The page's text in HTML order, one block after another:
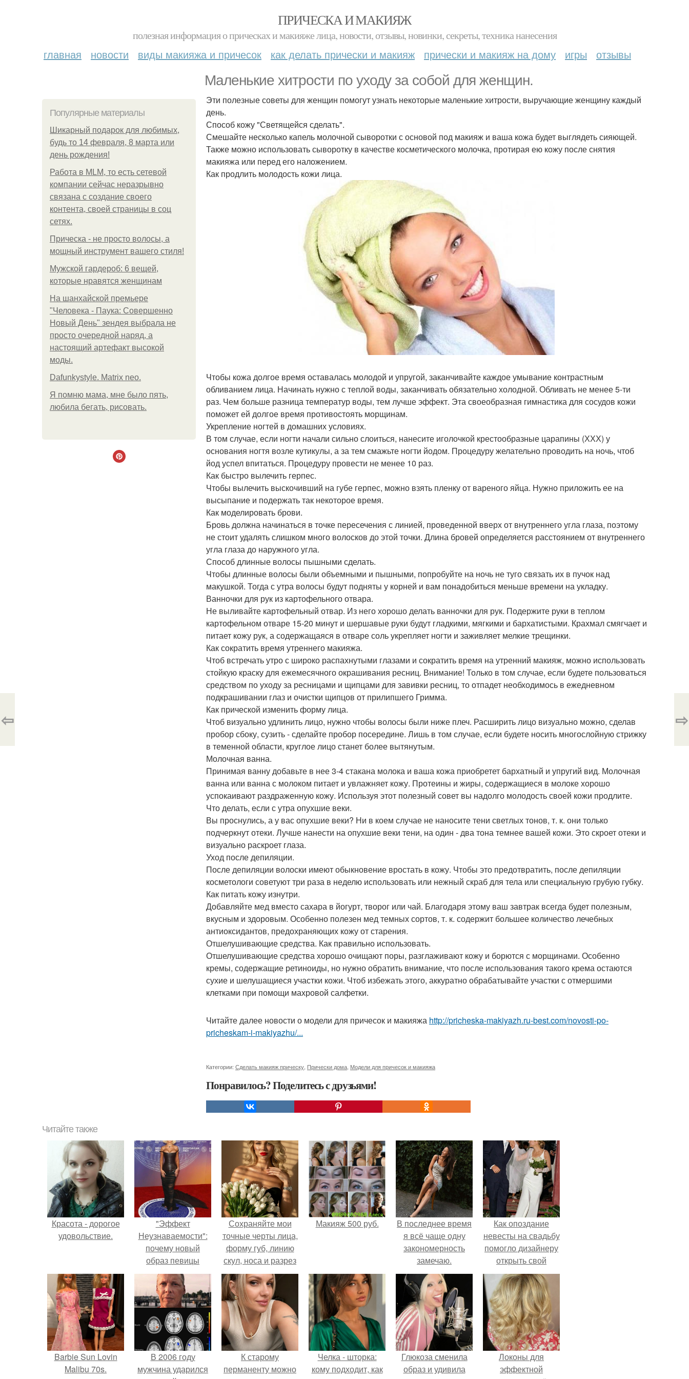
ПРИЧЕСКА И МАКИЯЖ
полезная информация о прическах и макияже лица, новости, отзывы, новинки, секреты, техника нанесения
главная новости виды макияжа и причесок как делать прически и макияж прически и макияж на дому игры отзывы
Маленькие хитрости по уходу за собой для женщин.
Популярные материалы
Шикарный подарок для любимых,
будь то 14 февраля, 8 марта или
день рождения!
Работа в MLM, то есть сетевой
компании сейчас неразрывно
связана с создание своего
контента, своей страницы в соц
сетях.
Прическа - не просто волосы, а
мощный инструмент вашего стиля!
Мужской гардероб: 6 вещей,
которые нравятся женщинам
На шанхайской премьере
"Человека - Паука: Совершенно
Новый День" зендея выбрала не
просто очередной наряд, а
настоящий артефакт высокой
моды.
Dafunkystyle. Matrix neo.
Я помню мама, мне было пять,
любила бегать, рисовать.
Эти полезные советы для женщин помогут узнать некоторые маленькие хитрости, выручающие женщину каждый
день.
Способ кожу "Светящейся сделать".
Смешайте несколько капель молочной сыворотки с основой под макияж и ваша кожа будет выглядеть сияющей.
Также можно использовать сыворотку в качестве косметического молочка, протирая ею кожу после снятия
макияжа или перед его наложением.
Как продлить молодость кожи лица.
Чтобы кожа долгое время оставалась молодой и упругой, заканчивайте каждое умывание контрастным
обливанием лица. Начинать нужно с теплой воды, заканчивать обязательно холодной. Обливать не менее 5-ти
раз. Чем больше разница температур воды, тем лучше эффект. Эта своеобразная гимнастика для сосудов кожи
поможет ей долгое время противостоять морщинам.
Укрепление ногтей в домашних условиях.
В том случае, если ногти начали сильно слоиться, нанесите иголочкой крестообразные царапины (ХХХ) у
основания ногтя возле кутикулы, а за тем смажьте ногти йодом. Процедуру желательно проводить на ночь, чтоб
йод успел впитаться. Процедуру провести не менее 10 раз.
Как быстро вылечить герпес.
Чтобы вылечить выскочивший на губе герпес, можно взять пленку от вареного яйца. Нужно приложить ее на
высыпание и подержать так некоторое время.
Как моделировать брови.
Бровь должна начинаться в точке пересечения с линией, проведенной вверх от внутреннего угла глаза, поэтому
не стоит удалять слишком много волосков до этой точки. Длина бровей определяется расстоянием от внутреннего
угла глаза до наружного угла.
Способ длинные волосы пышными сделать.
Чтобы длинные волосы были объемными и пышными, попробуйте на ночь не туго связать их в пучок над
макушкой. Тогда с утра волосы будут подняты у корней и вам понадобиться меньше времени на укладку.
Ванночки для рук из картофельного отвара.
Не выливайте картофельный отвар. Из него хорошо делать ванночки для рук. Подержите руки в теплом
картофельном отваре 15-20 минут и шершавые руки будут гладкими, мягкими и бархатистыми. Крахмал смягчает и
питает кожу рук, а содержащаяся в отваре соль укрепляет ногти и заживляет мелкие трещинки.
Как сократить время утреннего макияжа.
Чтоб встречать утро с широко распахнутыми глазами и сократить время на утренний макияж, можно использовать
стойкую краску для ежемесячного окрашивания ресниц. Внимание! Только в том случае, если будете пользоваться
средством по уходу за ресницами и щипцами для завивки ресниц, то отпадет необходимось в ежедневном
подкрашивании глаз и очистки щипцов от прилипшего Гримма.
Как прической изменить форму лица.
Чтоб визуально удлинить лицо, нужно чтобы волосы были ниже плеч. Расширить лицо визуально можно, сделав
пробор сбоку, сузить - сделайте пробор посередине. Лишь в том случае, если будете носить многослойную стрижку
в теменной области, круглое лицо станет более вытянутым.
Молочная ванна.
Принимая ванну добавьте в нее 3-4 стакана молока и ваша кожа приобретет бархатный и упругий вид. Молочная
ванна или ванна с молоком питает и увлажняет кожу. Протеины и жиры, содержащиеся в молоке хорошо
успокаивают раздраженную кожу. Используя этот полезный совет вы надолго молодость своей кожи продлите.
Что делать, если с утра опухшие веки.
Вы проснулись, а у вас опухшие веки? Ни в коем случае не наносите тени светлых тонов, т. к. они только
подчеркнут отеки. Лучше нанести на опухшие веки тени, на один - два тона темнее вашей кожи. Это скроет отеки и
визуально раскроет глаза.
Уход после депиляции.
После депиляции волоски имеют обыкновение вростать в кожу. Чтобы это предотвратить, после депиляции
косметологи советуют три раза в неделю использовать или нежный скраб для тела или специальную грубую губку.
Как питать кожу изнутри.
Добавляйте мед вместо сахара в йогурт, творог или чай. Благодаря этому ваш завтрак всегда будет полезным,
вкусным и здоровым. Особенно полезен мед темных сортов, т. к. содержит большее количество лечебных
антиоксидантов, предохраняющих кожу от старения.
Отшелушивающие средства. Как правильно использовать.
Отшелушивающие средства хорошо очищают поры, разглаживают кожу и борются с морщинами. Особенно
кремы, содержащие ретиноиды, но нужно обратить внимание, что после использования такого крема остаются
сухие и шелушащиеся участки кожи. Чтоб избежать этого, аккуратно обрабатывайте участки с отмершими
клетками при помощи махровой салфетки.
Читайте далее новости о модели для причесок и макияжа http://pricheska-makiyazh.ru-best.com/novosti-po-
pricheskam-i-makiyazhu/...
Категории: Сделать макияж прическу Прически дома Модели для причесок и макияжа
Понравилось? Поделитесь с друзьями!
⇦ ⇨
Читайте также
Красота - дорогое
удовольствие.
"Эффект
Неузнаваемости":
почему новый
образ певицы
вызвал споры о
гранях
возможного?
Сохраняйте мои
точные черты лица,
форму губ, линию
скул, носа и разрез
глаз.
Макияж 500 руб.
В последнее время
я всё чаще одну
закономерность
замечаю.
Как опоздание
невесты на свадьбу
помогло дизайнеру
открыть свой
бренд.
Barbie Sun Lovin
Malibu 70s.
В 2006 году
мужчина ударился
К старому
перманенту можно
Челка - шторка:
кому подходит, как
Глюкоза сменила
образ и удивила
Локоны для
эффектной